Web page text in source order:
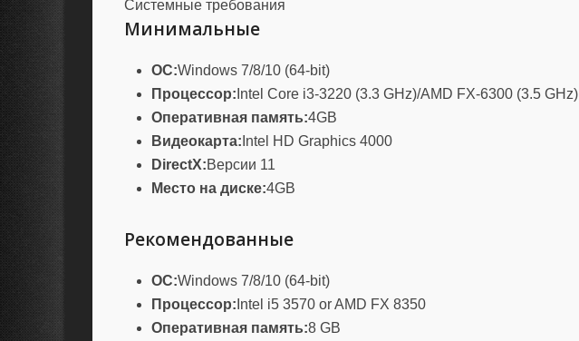
Системные требования
Минимальные
ОС:Windows 7/8/10 (64-bit)
Процессор: Intel Core i3-3220 (3.3 GHz)/AMD FX-6300 (3.5 GHz)
Оперативная память:4GB
Видеокарта: Intel HD Graphics 4000
DirectX:Версии 11
Место на диске:4GB
Рекомендованные
ОС:Windows 7/8/10 (64-bit)
Процессор: Intel i5 3570 or AMD FX 8350
Оперативная память:8 GB